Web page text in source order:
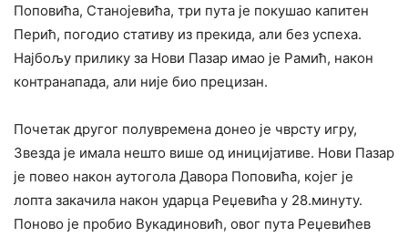
Поповића, Станојевића, три пута је покушао капитен
Перић, погодио стативу из прекида, али без успеха.
Најбољу прилику за Нови Пазар имао је Рамић, након
контранапада, али није био прецизан.
Почетак другог полувремена донео је чврсту игру,
Звезда је имала нешто више од иницијативе. Нови Пазар
је повео након аутогола Давора Поповића, којег је
лопта закачила након ударца Реџевића у 28.минуту.
Поново је пробио Вукадиновић, овог пута Реџевићев